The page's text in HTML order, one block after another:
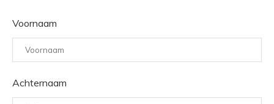
Voornaam
Achternaam